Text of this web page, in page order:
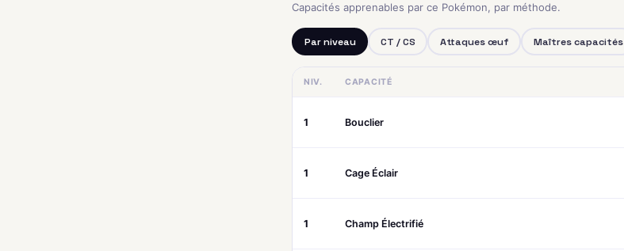
Capacités apprenables par ce Pokémon, par méthode.
Par niveau CT / CS Attaques œuf Maîtres capacités
NIV. CAPACITÉ
1 Bouclier
1 Cage Éclair
1 Champ Électrifié